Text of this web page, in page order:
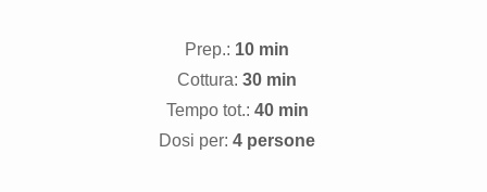
Prep.: 10 min
Cottura: 30 min
Tempo tot.: 40 min
Dosi per: 4 persone